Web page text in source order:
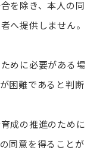
を除き、本人の同
へ提供しません。
めに必要がある場
困難であると判断
成の推進のために
同意を得ることが